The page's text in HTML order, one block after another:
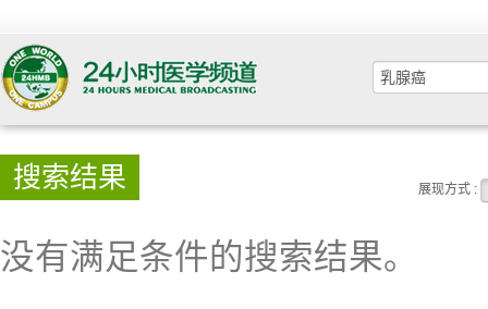
搜索结果 展现方式 :
没有满足条件的搜索结果。